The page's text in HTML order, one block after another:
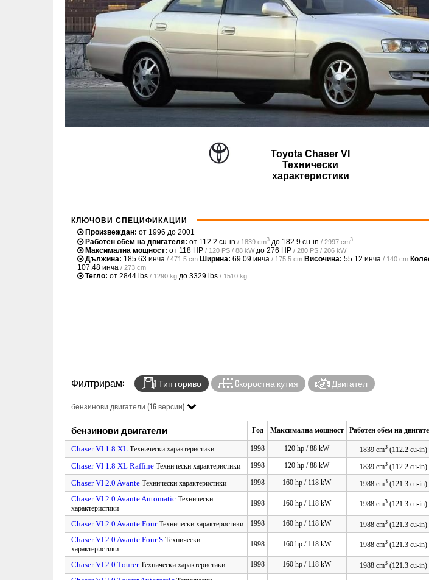
Toyota Chaser VI
Технически
характеристики
КЛЮЧОВИ СПЕЦИФИКАЦИИ
Произвеждан: от 1996 до 2001
Работен обем на двигателя: от 112.2 cu-in / 1839 cm3 до 182.9 cu-in / 2997 cm3
Максимална мощност: от 118 HP / 120 PS / 88 kWдо 276 HP / 280 PS / 206 kW
Дължина: 185.63 инча / 471.5 cm Ширина: 69.09 инча / 175.5 cm Височина: 55.12 инча / 140 cm
107.48 инча / 273 cm
Тегло: от 2844 lbs / 1290 kg до 3329 lbs / 1510 kg
Филтрирам: Тип гориво Cкоростна кутия Двигател
бензинови двигатели (16 версии)
бензинови двигатели Год Максимална мощност Работен обем на
Chaser VI 1.8 XL Технически характеристики 1998 120 hp / 88 kW 1839 cm3 (112.2 cu-in)
Chaser VI 1.8 XL Raffine Технически характеристики 1998 120 hp / 88 kW 1839 cm3 (112.2 cu-in)
Chaser VI 2.0 Avante Технически характеристики 1998 160 hp / 118 kW 1988 cm3 (121.3 cu-in)
Chaser VI 2.0 Avante Automatic Технически
характеристики
1998 160 hp / 118 kW 1988 cm3 (121.3 cu-in)
Chaser VI 2.0 Avante FourТехнически характеристики 1998 160 hp / 118 kW 1988 cm3 (121.3 cu-in)
Chaser VI 2.0 Avante Four S Технически
характеристики
1998 160 hp / 118 kW 1988 cm3 (121.3 cu-in)
Chaser VI 2.0 TourerТехнически характеристики 1998 160 hp / 118 kW 1988 cm3 (121.3 cu-in)